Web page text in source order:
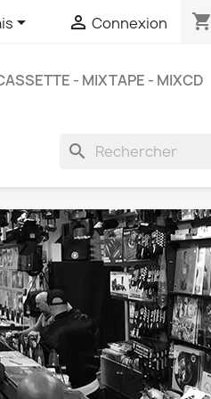
  Connexion shopping_cart
- MIXTAPE - MIXCD
search